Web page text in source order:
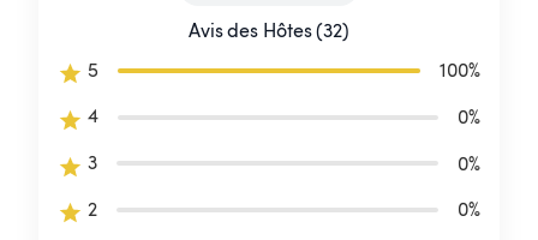
Avis des Hôtes (32)
5
100%
4
0%
3
0%
2
0%